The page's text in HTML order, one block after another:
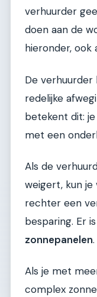
verhuurder
doen aan de
hieronder, ook
De verhuurder
redelijke
betekent dit:
met een
Als de
weigert, kun je
rechter een
besparing. Er
zonnepanelen.
Als je met
complex